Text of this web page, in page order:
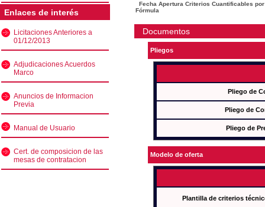
Enlaces de interés
Licitaciones Anteriores a
01/12/2013
Adjudicaciones Acuerdos
Marco
Anuncios de Informacion
Previa
Manual de Usuario
Cert. de composicion de las
mesas de contratacion
Fecha Apertura Criterios Cuantificables por
Fórmula
Documentos
Pliegos
Pliego de
Pliego de
Pliego de
Modelo de oferta
Plantilla de criterios